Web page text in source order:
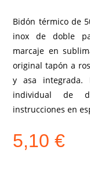
Bidón térmico de
inox de doble
marcaje en
original tapón a
y asa integrada.
individual de
instrucciones en
5,10€